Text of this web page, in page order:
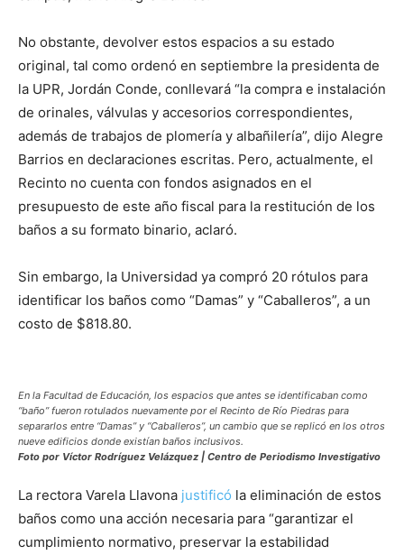
No obstante, devolver estos espacios a su estado
original, tal como ordenó en septiembre la presidenta de
la UPR, Jordán Conde, conllevará “la compra e instalación
de orinales, válvulas y accesorios correspondientes,
además de trabajos de plomería y albañilería”, dijo Alegre
Barrios en declaraciones escritas. Pero, actualmente, el
Recinto no cuenta con fondos asignados en el
presupuesto de este año fiscal para la restitución de los
baños a su formato binario, aclaró.
Sin embargo, la Universidad ya compró 20 rótulos para
identificar los baños como “Damas” y “Caballeros”, a un
costo de $818.80.
En la Facultad de Educación, los espacios que antes se identificaban como
“baño” fueron rotulados nuevamente por el Recinto de Río Piedras para
separarlos entre “Damas” y “Caballeros”, un cambio que se replicó en los otros
nueve edificios donde existían baños inclusivos.
Foto por Víctor Rodríguez Velázquez | Centro de Periodismo Investigativo
La rectora Varela Llavona justificó la eliminación de estos
baños como una acción necesaria para “garantizar el
cumplimiento normativo, preservar la estabilidad